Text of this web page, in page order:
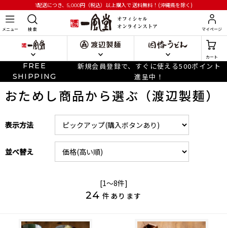
1配送につき、5,000円 （税込）以上購入で送料無料！(沖縄県を除く)
メニュー 検 索 マイページ
カート
FREE
SHIPPING
新規会員登録で、すぐに使える500ポイント
進呈中！
おためし商品から選ぶ（渡辺製麺）
表示方法
並べ替え
[1～8件]
24 件あります